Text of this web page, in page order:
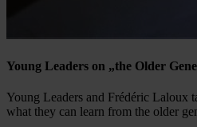
Young Leaders on „the Older
Young Leaders and Frédéric Laloux
what they can learn from the older